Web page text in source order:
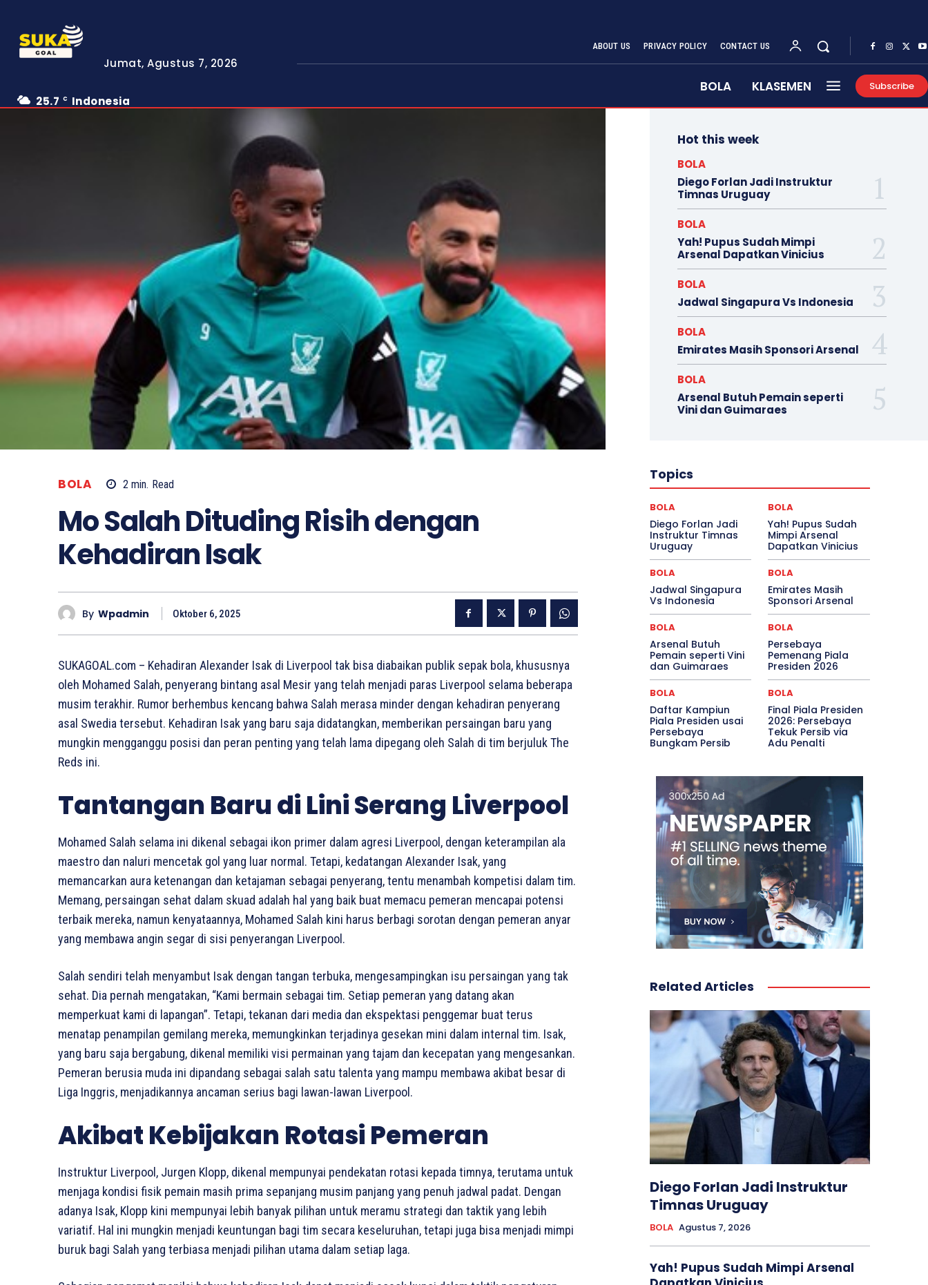
Jumat, Agustus 7, 2026
25.7 C Indonesia
ABOUT US PRIVACY POLICY CONTACT US
BOLA KLASEMEN Subscribe
BOLA 2 min. Read
Mo Salah Dituding Risih dengan
Kehadiran Isak
By Wpadmin Oktober 6, 2025
SUKAGOAL.com – Kehadiran Alexander Isak di Liverpool tak bisa diabaikan publik sepak bola, khususnya
oleh Mohamed Salah, penyerang bintang asal Mesir yang telah menjadi paras Liverpool selama beberapa
musim terakhir. Rumor berhembus kencang bahwa Salah merasa minder dengan kehadiran penyerang
asal Swedia tersebut. Kehadiran Isak yang baru saja didatangkan, memberikan persaingan baru yang
mungkin mengganggu posisi dan peran penting yang telah lama dipegang oleh Salah di tim berjuluk The
Reds ini.
Tantangan Baru di Lini Serang Liverpool
Mohamed Salah selama ini dikenal sebagai ikon primer dalam agresi Liverpool, dengan keterampilan ala
maestro dan naluri mencetak gol yang luar normal. Tetapi, kedatangan Alexander Isak, yang
memancarkan aura ketenangan dan ketajaman sebagai penyerang, tentu menambah kompetisi dalam tim.
Memang, persaingan sehat dalam skuad adalah hal yang baik buat memacu pemeran mencapai potensi
terbaik mereka, namun kenyataannya, Mohamed Salah kini harus berbagi sorotan dengan pemeran anyar
yang membawa angin segar di sisi penyerangan Liverpool.
Salah sendiri telah menyambut Isak dengan tangan terbuka, mengesampingkan isu persaingan yang tak
sehat. Dia pernah mengatakan, “Kami bermain sebagai tim. Setiap pemeran yang datang akan
memperkuat kami di lapangan”. Tetapi, tekanan dari media dan ekspektasi penggemar buat terus
menatap penampilan gemilang mereka, memungkinkan terjadinya gesekan mini dalam internal tim. Isak,
yang baru saja bergabung, dikenal memiliki visi permainan yang tajam dan kecepatan yang mengesankan.
Pemeran berusia muda ini dipandang sebagai salah satu talenta yang mampu membawa akibat besar di
Liga Inggris, menjadikannya ancaman serius bagi lawan-lawan Liverpool.
Akibat Kebijakan Rotasi Pemeran
Instruktur Liverpool, Jurgen Klopp, dikenal mempunyai pendekatan rotasi kepada timnya, terutama untuk
menjaga kondisi fisik pemain masih prima sepanjang musim panjang yang penuh jadwal padat. Dengan
adanya Isak, Klopp kini mempunyai lebih banyak pilihan untuk meramu strategi dan taktik yang lebih
variatif. Hal ini mungkin menjadi keuntungan bagi tim secara keseluruhan, tetapi juga bisa menjadi mimpi
buruk bagi Salah yang terbiasa menjadi pilihan utama dalam setiap laga.
Hot this week
BOLA
Diego Forlan Jadi Instruktur
Timnas Uruguay
BOLA
Yah! Pupus Sudah Mimpi
Arsenal Dapatkan Vinicius
BOLA
Jadwal Singapura Vs Indonesia
BOLA
Emirates Masih Sponsori Arsenal
BOLA
Arsenal Butuh Pemain seperti
Vini dan Guimaraes
Topics
BOLA
Diego Forlan Jadi
Instruktur Timnas
Uruguay
BOLA
Yah! Pupus Sudah
Mimpi Arsenal
Dapatkan Vinicius
BOLA
Jadwal Singapura
Vs Indonesia
BOLA
Emirates Masih
Sponsori Arsenal
BOLA
Arsenal Butuh
Pemain seperti Vini
dan Guimaraes
BOLA
Persebaya
Pemenang Piala
Presiden 2026
BOLA
Daftar Kampiun
Piala Presiden usai
Persebaya
Bungkam Persib
BOLA
Final Piala Presiden
2026: Persebaya
Tekuk Persib via
Adu Penalti
Related Articles
Diego Forlan Jadi Instruktur
Timnas Uruguay
BOLA Agustus 7, 2026
Yah! Pupus Sudah Mimpi Arsenal